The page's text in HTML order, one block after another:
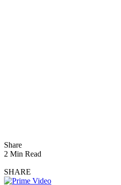
Share
2 Min Read
SHARE